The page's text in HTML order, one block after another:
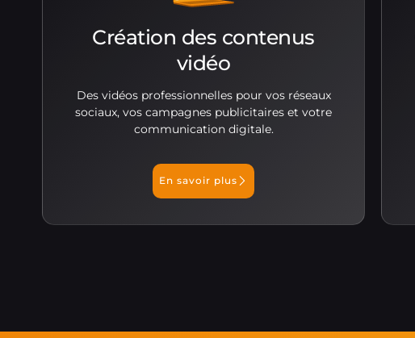
Création des contenus
vidéo
Des vidéos professionnelles pour vos réseaux
sociaux, vos campagnes publicitaires et votre
communication digitale.
En savoir plus